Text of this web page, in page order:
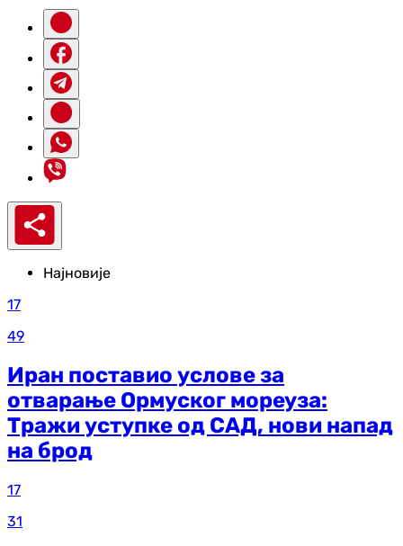
Најновије
17
49
Иран поставио услове за
отварање Ормуског мореуза:
Тражи уступке од САД, нови напад
на брод
17
31